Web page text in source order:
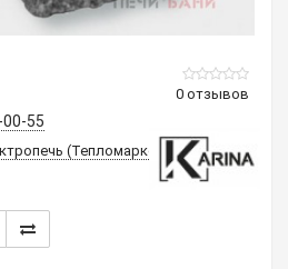
0 отзывов
00-55
(Тепломаркет)